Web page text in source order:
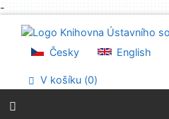
-
Přejít na menu
Prohlášení o webové
Česky English
V košíku (0)